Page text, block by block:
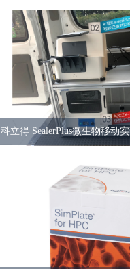
科立得 SealerPlus微生物移动